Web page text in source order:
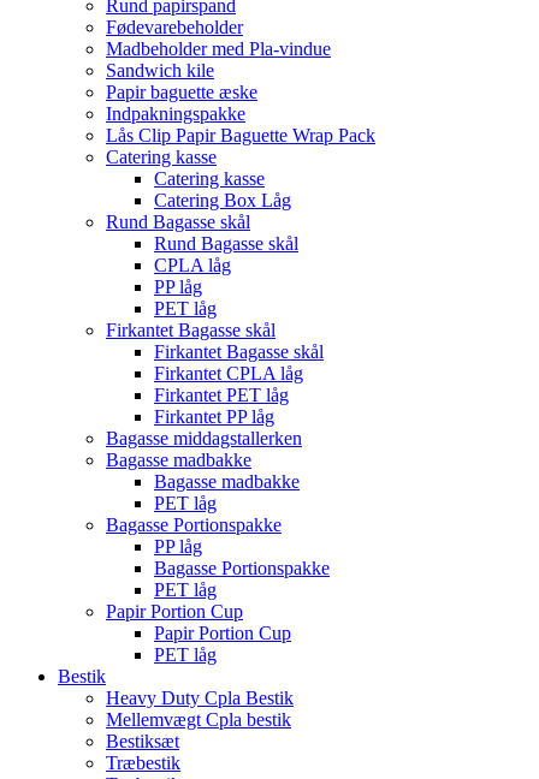
Rund papirspand
Fødevarebeholder
Madbeholder med Pla-vindue
Sandwich kile
Papir baguette æske
Indpakningspakke
Lås Clip Papir Baguette Wrap Pack
Catering kasse
Catering kasse
Catering Box Låg
Rund Bagasse skål
Rund Bagasse skål
CPLA låg
PP låg
PET låg
Firkantet Bagasse skål
Firkantet Bagasse skål
Firkantet CPLA låg
Firkantet PET låg
Firkantet PP låg
Bagasse middagstallerken
Bagasse madbakke
Bagasse madbakke
PET låg
Bagasse Portionspakke
PP låg
Bagasse Portionspakke
PET låg
Papir Portion Cup
Papir Portion Cup
PET låg
Bestik
Heavy Duty Cpla Bestik
Mellemvægt Cpla bestik
Bestiksæt
Træbestik